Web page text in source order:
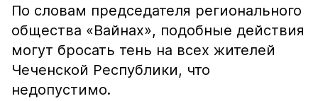
По словам председателя регионального
общества «Вайнах», подобные действия
могут бросать тень на всех жителей
Чеченской Республики, что
недопустимо.